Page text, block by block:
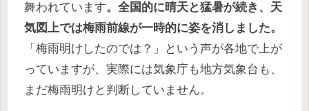
舞われています。全国的に晴天と猛暑が続き、天
気図上では梅雨前線が一時的に姿を消しました。
「梅雨明けしたのでは？」という声が各地で上が
っていますが、実際には気象庁も地方気象台も、
まだ梅雨明けと判断していません。